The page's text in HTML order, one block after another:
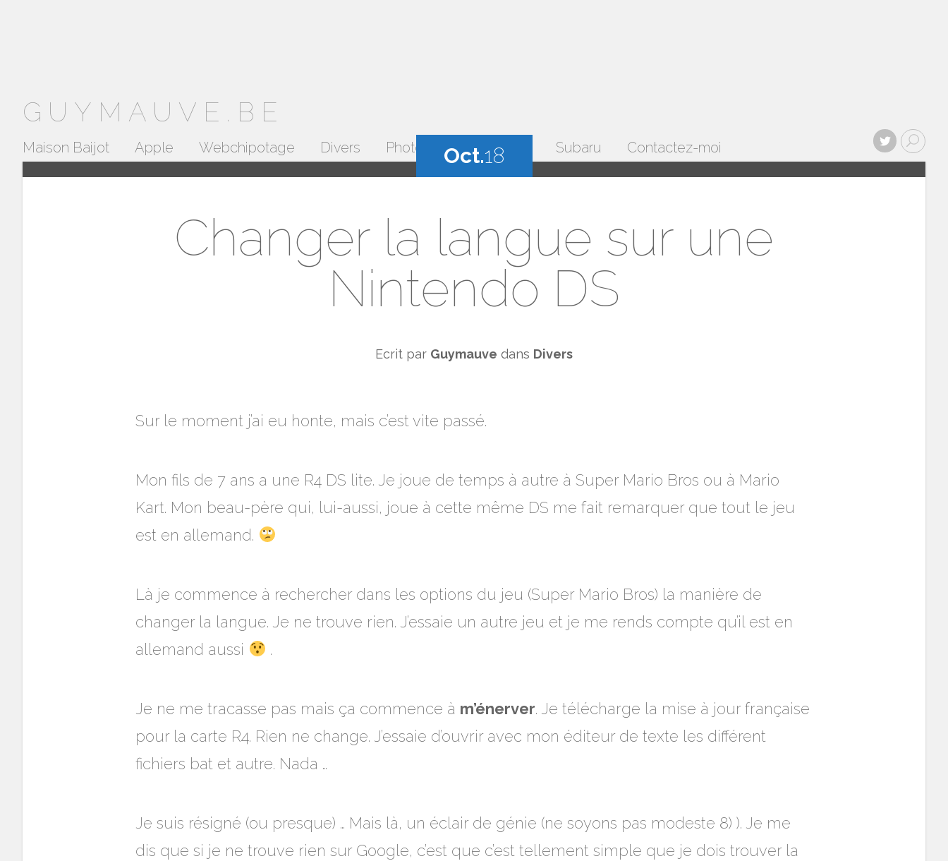
GUYMAUVE.BE
Maison Baijot Apple Webchipotage Divers Photos Temps libre Subaru Contactez-moi
Oct.18
Changer la langue sur une
Nintendo DS
Ecrit par Guymauve dans Divers
Sur le moment j’ai eu honte, mais c’est vite passé.
Mon fils de 7 ans a une R4 DS lite. Je joue de temps à autre à Super Mario Bros ou à Mario
Kart. Mon beau-père qui, lui-aussi, joue à cette même DS me fait remarquer que tout le jeu
est en allemand.
Là je commence à rechercher dans les options du jeu (Super Mario Bros) la manière de
changer la langue. Je ne trouve rien. J’essaie un autre jeu et je me rends compte qu’il est en
allemand aussi
.
Je ne me tracasse pas mais ça commence à m’énerver. Je télécharge la mise à jour française
pour la carte R4. Rien ne change. J’essaie d’ouvrir avec mon éditeur de texte les différent
fichiers bat et autre. Nada …
Je suis résigné (ou presque) … Mais là, un éclair de génie (ne soyons pas modeste 8) ). Je me
dis que si je ne trouve rien sur Google, c’est que c’est tellement simple que je dois trouver la